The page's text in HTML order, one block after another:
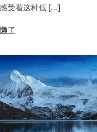
受着这种低 […]
了